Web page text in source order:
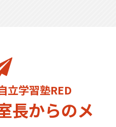
立学習塾RED
長からのメ